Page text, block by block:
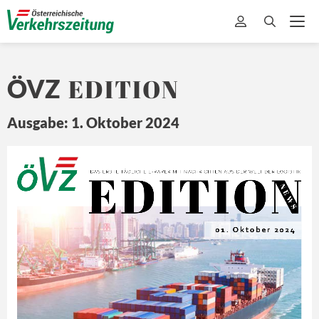
ÖVZ EDITION
Ausgabe: 1. Oktober 2024
Z
Ö
01. Oktober 2024
EDITION
DA S ERSTE TÄ GLICHE E-PAPER MIT NACHRICHTEN A US DER WEL T DER LOGISTIK
N E
W S